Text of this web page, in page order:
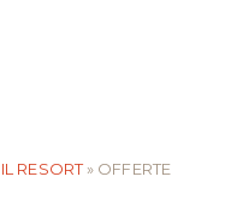
IL RESORT» OFFERTE